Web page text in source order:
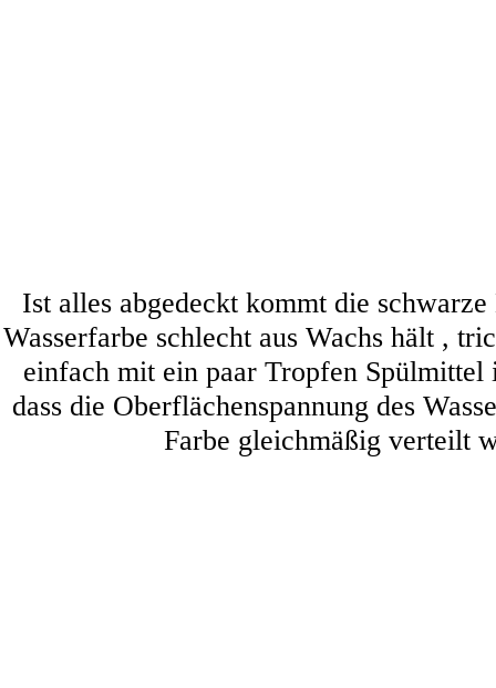
Ist alles abgedeckt kommt die
Wasserfarbe schlecht aus Wachs hält ,
einfach mit ein paar Tropfen Spülmittel
dass die Oberflächenspannung des
Farbe gleichmäßig verteilt